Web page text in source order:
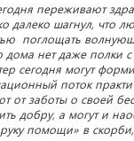
переживают
далеко шагнул, что
поглощать
дома нет даже полки
сегодня могут
поток
от заботы о своей
добру, а могут и
помощи» в